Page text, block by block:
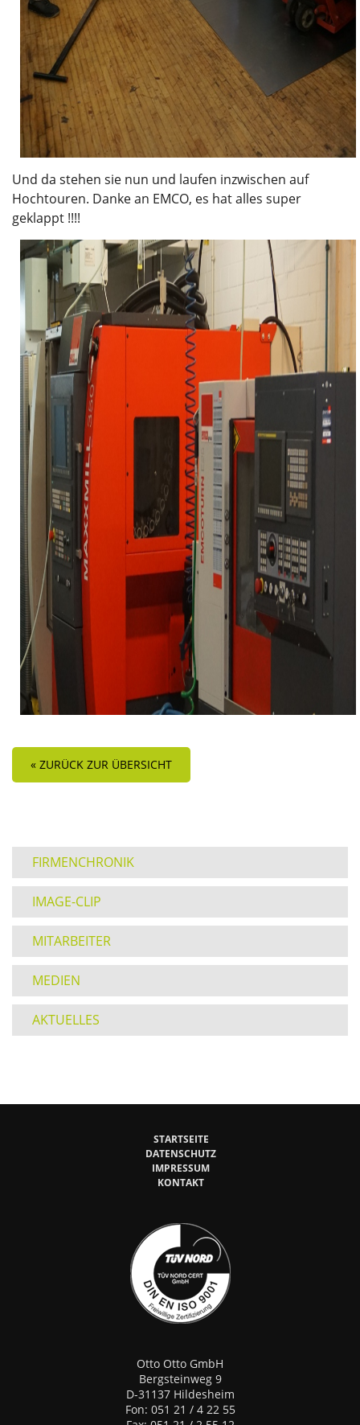
Und da stehen sie nun und laufen inzwischen auf
Hochtouren. Danke an EMCO, es hat alles super
geklappt !!!!
FIRMENCHRONIK
IMAGE-CLIP
MITARBEITER
MEDIEN
AKTUELLES
STARTSEITE
DATENSCHUTZ
IMPRESSUM
KONTAKT
Otto Otto GmbH
Bergsteinweg 9
D-31137 Hildesheim
Fon: 051 21 / 4 22 55